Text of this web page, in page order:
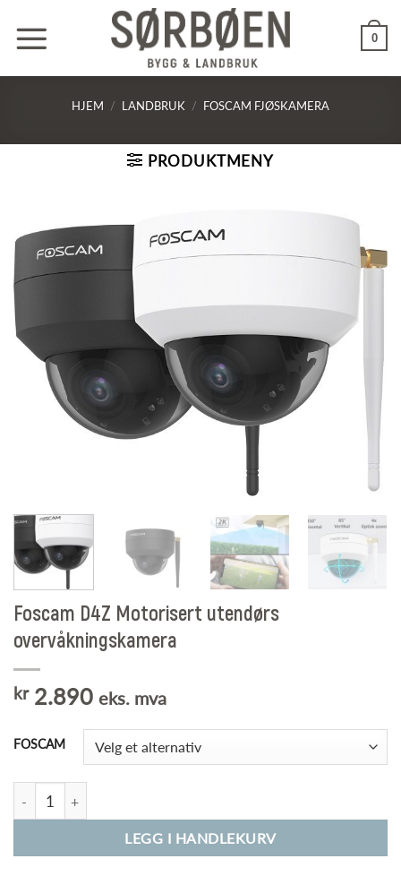
0
HJEM / LANDBRUK / FOSCAM FJØSKAMERA
PRODUKTMENY
Foscam D4Z Motorisert utendørs
overvåkningskamera
kr2.890 eks. mva
FOSCAM
Foscam D4Z Motorisert utendørs overvåkningskamera antall
LEGG I HANDLEKURV